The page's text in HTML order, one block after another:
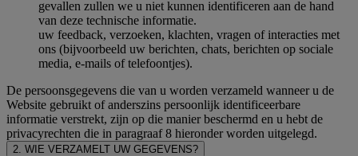
gevallen zullen we u niet kunnen identificeren aan de hand
van deze technische informatie.
uw feedback, verzoeken, klachten, vragen of interacties met
ons (bijvoorbeeld uw berichten, chats, berichten op sociale
media, e-mails of telefoontjes).
De persoonsgegevens die van u worden verzameld wanneer u de
Website gebruikt of anderszins persoonlijk identificeerbare
informatie verstrekt, zijn op die manier beschermd en u hebt de
privacyrechten die in paragraaf 8 hieronder worden uitgelegd.
2. WIE VERZAMELT UW GEGEVENS?